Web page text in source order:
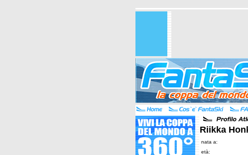
Riikka
nata a:
età: